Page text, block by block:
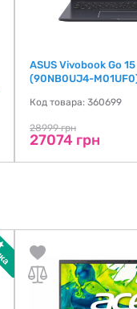
ASUS Vivobook Go
(90NB0UJ4-
Код товара: 360699
28999 грн
27074 грн